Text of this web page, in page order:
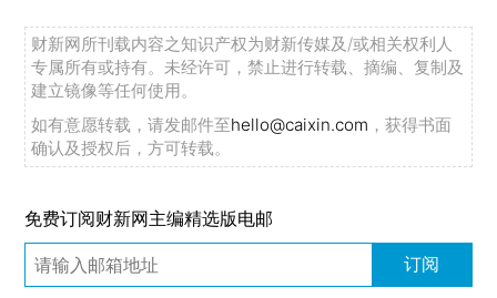
财新网所刊载内容之知识产权为财新传媒及/或相关权利人
专属所有或持有。未经许可，禁止进行转载、摘编、复制及
建立镜像等任何使用。
如有意愿转载，请发邮件至hello@caixin.com ，获得书面
确认及授权后，方可转载。
免费订阅财新网主编精选版电邮
订阅